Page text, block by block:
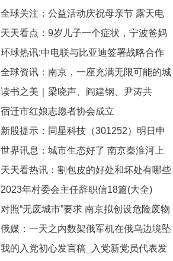
库车位涂鸦悄然成为新风潮_环球观点
全球关注：公益活动庆祝母亲节 露天电
影、帐篷故事会开启“新苏式生活”
天天看点：9岁儿子一个症状，宁波爸妈
带到医院检查后傻眼：我们不能接受！医
生：很多人有误区……
环球热讯:中电联与比亚迪签署战略合作
协议
全球资讯：南京，一座充满无限可能的城
市！
读书之美｜梁晓声、阎建钢、尹涛共
话“文学与人生”-世界观点
宿迁市红娘志愿者协会成立
新股提示：同星科技（301252）明日申
购
世界讯息：城市生态好了 南京秦淮河上
群鸟飞舞
天天看热讯：割包皮的好处和坏处有哪些
图片_割包皮的好处和坏处有哪些
2023年村委会主任辞职信18篇(大全)
对照“无废城市”要求 南京拟创设危险废物
跨区域处置生态补偿制度_每日短讯
俄媒：一天之内数架俄军机在俄乌边境坠
毁_热点在线
我的入党初心发言稿_入党新党员代表发